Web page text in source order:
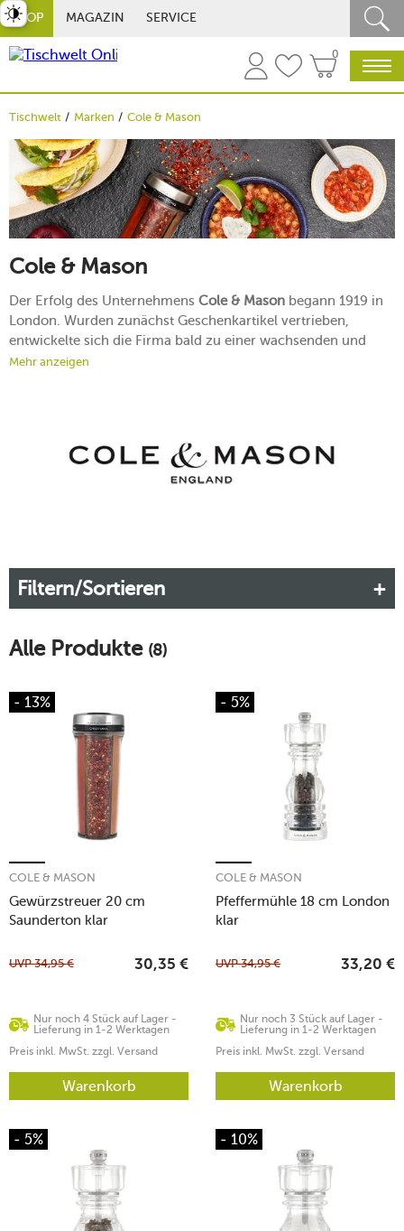
SHOP MAGAZIN SERVICE
0
Tischwelt Marken Cole & Mason
Cole & Mason
Der Erfolg des Unternehmens Cole & Mason begann 1919 in
London. Wurden zunächst Geschenkartikel vertrieben,
entwickelte sich die Firma bald zu einer wachsenden und
herausragenden Größe in Sachen Küchenaccessoires, vor
Ihrer Speisen sind die Produkte von Cole & Mason ein Muss!
Mehr anzeigen
Filtern/Sortieren
Alle Produkte (8)
- 13%
Gewürzstreuer 20 cm
Saunderton klar
COLE & MASON
Nur noch 4 Stück auf Lager -
Lieferung in 1-2 Werktagen
UVP34,95 € 30,35 €
Preis inkl. MwSt. zzgl. Versand
Warenkorb
- 5%
Pfeffermühle 18 cm London
klar
COLE & MASON
Nur noch 3 Stück auf Lager -
Lieferung in 1-2 Werktagen
UVP34,95 € 33,20 €
Preis inkl. MwSt. zzgl. Versand
Warenkorb
- 5% - 10%
umschalten